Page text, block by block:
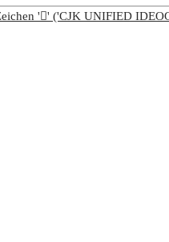
'𩩕' ('CJK UNIFIED